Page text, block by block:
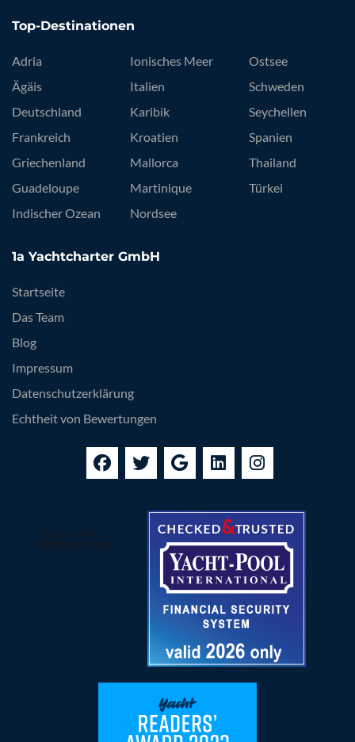
Top-Destinationen
Adria
Ägäis
Deutschland
Frankreich
Griechenland
Guadeloupe
Indischer Ozean
Ionisches Meer
Italien
Karibik
Kroatien
Mallorca
Martinique
Nordsee
Ostsee
Schweden
Seychellen
Spanien
Thailand
Türkei
1a Yachtcharter GmbH
Startseite
Das Team
Blog
Impressum
Datenschutzerklärung
Echtheit von Bewertungen